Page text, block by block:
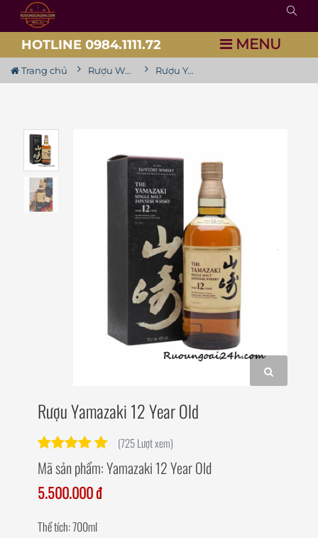
HOTLINE 0984.1111.72 MENU
Trang chủ Rượu Whisky Nhật Rượu Yamazaki 12 Year Old
Rượu Yamazaki 12 Year Old
(725 Lượt xem)
Mã sản phẩm:Yamazaki 12 Year Old
5.500.000 đ
Thể tích: 700ml